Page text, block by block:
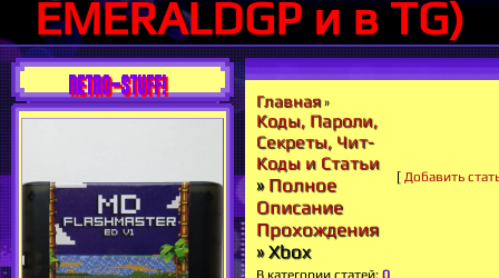
EMERALDGP и в TG)
RETRO-STUFF!
Главная»
Коды, Пароли,
Секреты, Чит-
Коды и Статьи
» Полное
Описание
Прохождения
» Xbox
[ Добавить
В категории статей: 0